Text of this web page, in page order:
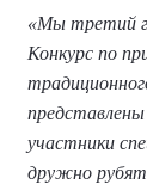
«Мы третий
Конкурс по
участники
дружно рубят